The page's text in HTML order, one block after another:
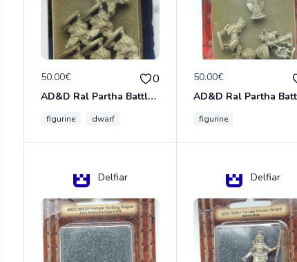
50.00€ 0
AD&D Ral Partha Battlesystem Miniatures Pack Iron Lord Dwarf Crossbowmen 11-854
figurine dwarf
50.00€
figurine
Delfiar Delfiar